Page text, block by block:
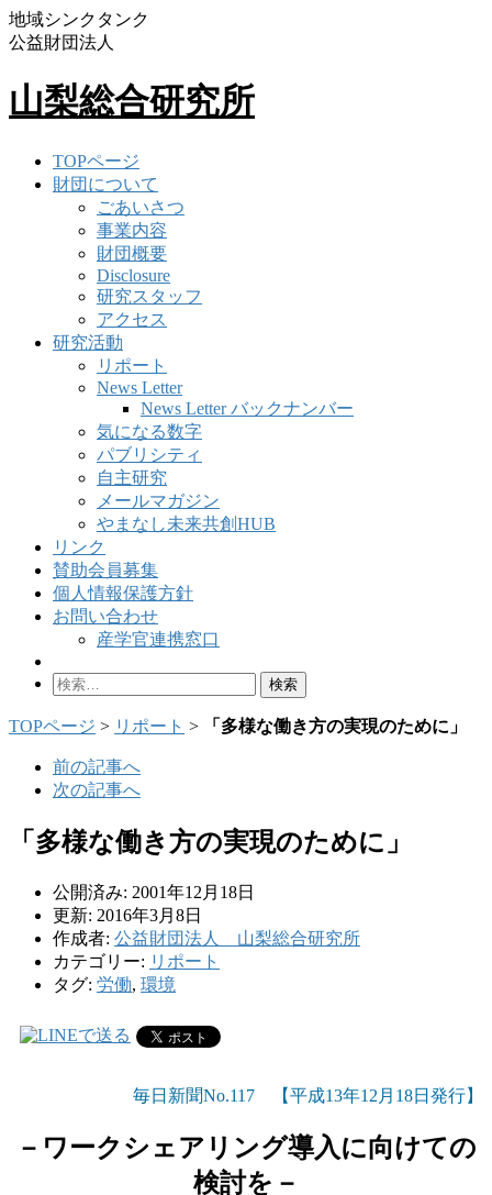
地域シンクタンク
公益財団法人
山梨総合研究所
TOPページ
財団について
ごあいさつ
事業内容
財団概要
Disclosure
研究スタッフ
アクセス
研究活動
リポート
News Letter
News Letter バックナンバー
気になる数字
パブリシティ
自主研究
メールマガジン
やまなし未来共創HUB
リンク
賛助会員募集
個人情報保護方針
お問い合わせ
産学官連携窓口
検
TOPページ > リポート > 「多様な働き方の実現のために」
前の記事へ
次の記事へ
「多様な働き方の実現のために」
公開済み: 2001年12月18日
更新: 2016年3月8日
作成者: 公益財団法人 山梨総合研究所
カテゴリー: リポート
タグ: 労働, 環境
毎日新聞No.117 【平成13年12月18日発行】
－ワークシェアリング導入に向けての
検討を－